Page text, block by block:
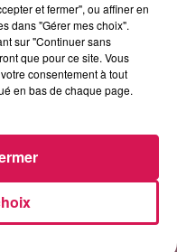
ET RISQUE
CE LUNDI EN
AVESNOIS-
typiquement estival
ce lundi 3 août. Entre
températures élevées
orageuses...
AU RAPPEL DE
D'ŒUFS
et fermer", ou affiner en
dans "Gérer mes choix".
sur "Continuer sans
que pour ce site. Vous
consentement à tout
en bas de chaque page.